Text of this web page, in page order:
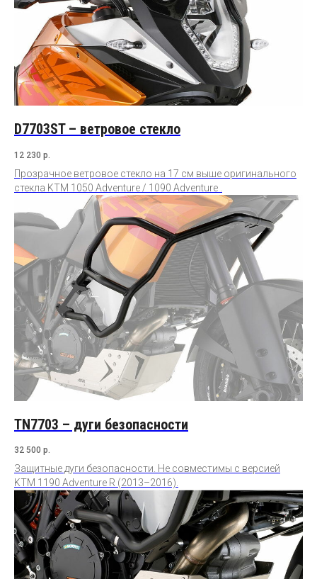
D7703ST – ветровое стекло
12 230 р.
Прозрачное ветровое стекло на 17 см выше оригинального
стекла KTM 1050 Adventure / 1090 Adventure .
TN7703 – дуги безопасности
32 500 р.
Защитные дуги безопасности. Не совместимы с версией
KTM 1190 Adventure R (2013–2016).